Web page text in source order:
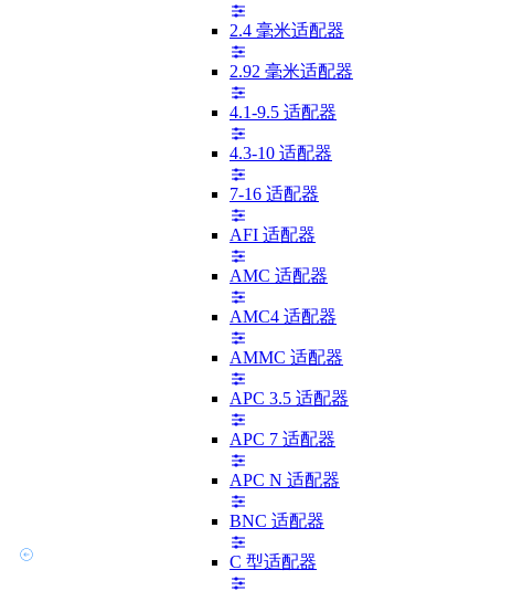
2.4 毫米适配器
2.92 毫米适配器
4.1-9.5 适配器
4.3-10 适配器
7-16 适配器
AFI 适配器
AMC 适配器
AMC4 适配器
AMMC 适配器
APC 3.5 适配器
APC 7 适配器
APC N 适配器
BNC 适配器
C 型适配器